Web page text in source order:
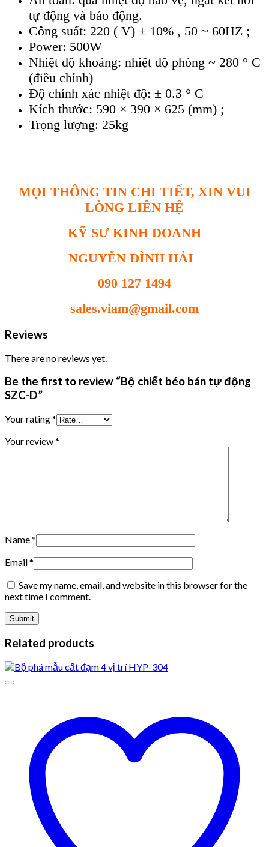
tự động và báo động.
Công suất: 220 ( V) ± 10% , 50 ~ 60HZ ;
Power: 500W
Nhiệt độ khoảng: nhiệt độ phòng ~ 280 ° C
(điều chỉnh)
Độ chính xác nhiệt độ: ± 0.3 ° C
Kích thước: 590 × 390 × 625 (mm) ;
Trọng lượng: 25kg
MỌI THÔNG TIN CHI TIẾT, XIN VUI
LÒNG LIÊN HỆ
KỸ SƯ KINH DOANH
NGUYỄN ĐÌNH HẢI
090 127 1494
sales.viam@gmail.com
Reviews
There are no reviews yet.
Be the first to review “Bộ chiết béo bán tự động
SZC-D”
Your rating*
Your review*
Name*
Email*
Save my name, email, and website in this browser for the
next time I comment.
Related products